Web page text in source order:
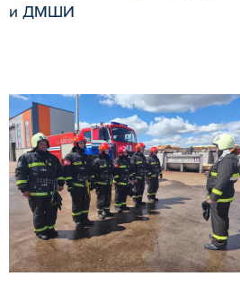
и ДМШИ